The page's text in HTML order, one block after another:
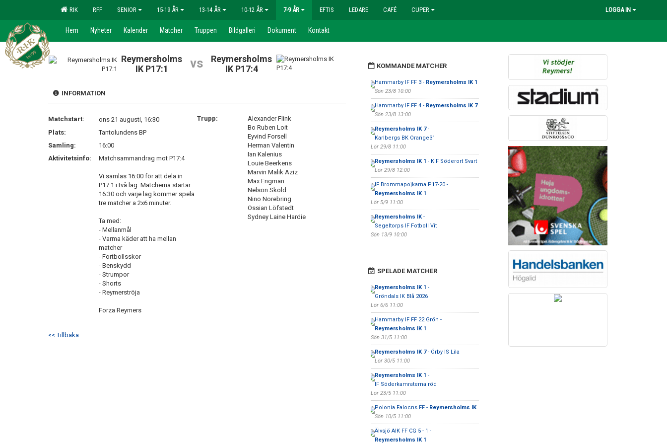
RIK RFF SENIOR 15-19 ÅR 13-14 ÅR 10-12 ÅR 7-9 ÅR EFTIS LEDARE CAFÉ CUPER LOGGA IN
Hem Nyheter Kalender Matcher Truppen Bildgalleri Dokument Kontakt
Reymersholms
IK P17:1
vs
Reymersholms
IK P17:4
INFORMATION
Matchstart:
ons 21 augusti, 16:30
Plats:
Tantolundens BP
Samling:
16:00
Aktivitetsinfo:
Matchsammandrag mot P17:4
Vi samlas 16:00 för att dela in
P17:1 i två lag. Matcherna startar
16:30 och varje lag kommer spela
tre matcher a 2x6 minuter.
Ta med:
- Mellanmål
- Varma käder att ha mellan
matcher
- Fortbollsskor
- Benskydd
- Strumpor
- Shorts
- Reymerströja
Forza Reymers
Trupp:
Alexander Flink
Bo Ruben Loit
Eyvind Forsell
Herman Valentin
Ian Kalenius
Louie Beerkens
Marvin Malik Aziz
Max Engman
Nelson Sköld
Nino Norebring
Ossian Löfstedt
Sydney Laine Hardie
<< Tillbaka
KOMMANDE MATCHER
Hammarby IF FF 3 - Reymersholms IK 1
Sön 23/8 10:00
Hammarby IF FF 4 - Reymersholms IK 7
Sön 23/8 13:00
Reymersholms IK 7-
Karlbergs BK Orange31
Lör 29/8 11:00
Reymersholms IK 1 - KIF Söderort Svart
Lör 29/8 12:00
IF Brommapojkarna P17-20 -
Reymersholms IK 1
Lör 5/9 11:00
Reymersholms IK-
Segeltorps IF Fotboll Vit
Sön 13/9 10:00
SPELADE MATCHER
Reymersholms IK 1 -
Gröndals IK Blå 2026
Lör 6/6 11:00
Hammarby IF FF 22 Grön -
Reymersholms IK 1
Sön 31/5 11:00
Reymersholms IK 7- Örby IS Lila
Lör 30/5 11:00
Reymersholms IK 1 -
IF Söderkamraterna röd
Lör 23/5 11:00
Polonia Falocns FF - Reymersholms IK
Sön 10/5 11:00
Älvsjö AIK FF CG 5 - 1 -
Reymersholms IK 1